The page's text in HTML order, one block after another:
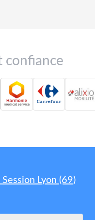
confiance
Lyon (69)